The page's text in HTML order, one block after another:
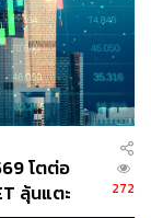
โตต่อ
ลุ้นแตะ
272